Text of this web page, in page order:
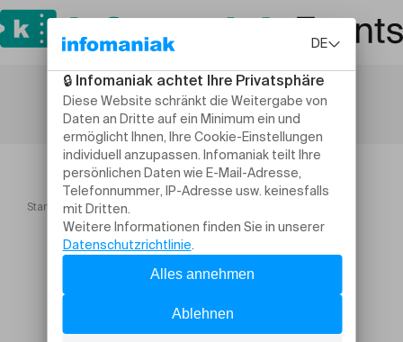
Startseite A06 Mystère dans la boîte! 6 8 ans